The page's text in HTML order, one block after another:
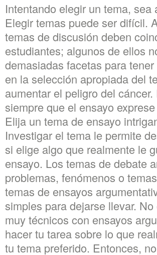
Intentando elegir un tema,
Elegir temas puede ser difícil.
temas de discusión deben
estudiantes; algunos de ellos
demasiadas facetas para
en la selección apropiada del
aumentar el peligro del
siempre que el ensayo
Elija un tema de ensayo
Investigar el tema le permite
si elige algo que realmente le
ensayo. Los temas de debate
problemas, fenómenos o
temas de ensayos
simples para dejarse llevar.
muy técnicos con ensayos
hacer tu tarea sobre lo que
tu tema preferido. Entonces,